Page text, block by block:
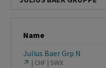
Name
Julius Baer Grp N
CHF SWX